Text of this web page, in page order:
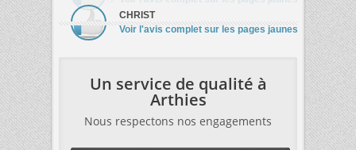
CHRIST
Voir l'avis complet sur les pages jaunes
Un service de qualité à
Arthies
Nous respectons nos engagements